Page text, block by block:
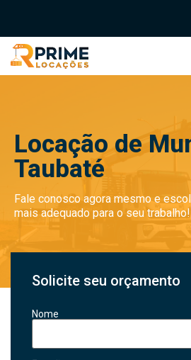
Locação de
Taubaté
Fale conosco agora mesmo e
mais adequado para o seu trabalho!
Solicite seu orçamento
Nome